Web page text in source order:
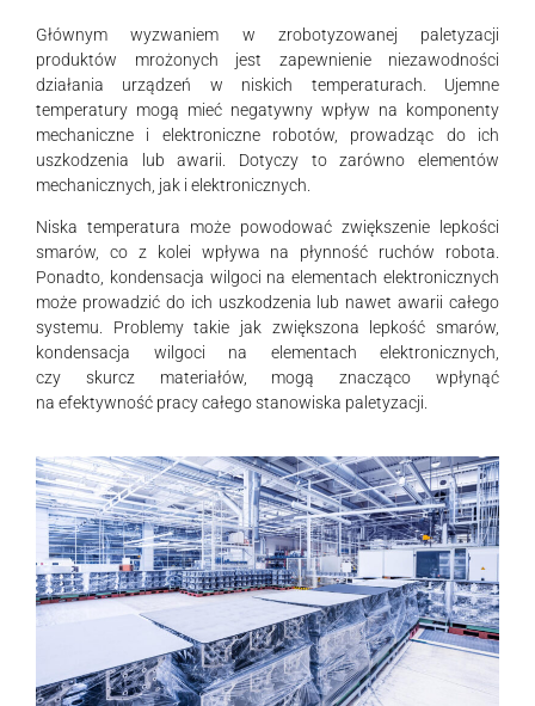
Głównym wyzwaniem w zrobotyzowanej paletyzacji
produktów mrożonych jest zapewnienie niezawodności
działania urządzeń w niskich temperaturach. Ujemne
temperatury mogą mieć negatywny wpływ na komponenty
mechaniczne i elektroniczne robotów, prowadząc do ich
uszkodzenia lub awarii. Dotyczy to zarówno elementów
mechanicznych, jak i elektronicznych.
Niska temperatura może powodować zwiększenie lepkości
smarów, co z kolei wpływa na płynność ruchów robota.
Ponadto, kondensacja wilgoci na elementach elektronicznych
może prowadzić do ich uszkodzenia lub nawet awarii całego
systemu. Problemy takie jak zwiększona lepkość smarów,
kondensacja wilgoci na elementach elektronicznych,
czy skurcz materiałów, mogą znacząco wpłynąć
na efektywność pracy całego stanowiska paletyzacji.